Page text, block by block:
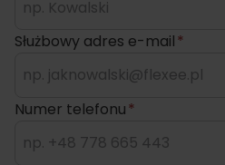
Służbowy adres e-mail*
Numer telefonu*